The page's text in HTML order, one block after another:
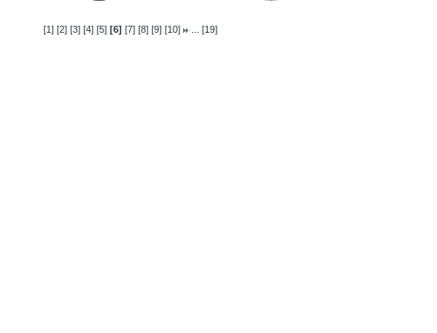
[1] [2] [3] [4] [5] [6] [7] [8] [9] [10] ... [19]